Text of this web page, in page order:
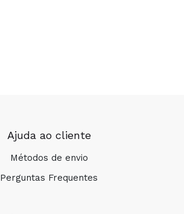
Ajuda ao cliente
Métodos de envio
Perguntas Frequentes